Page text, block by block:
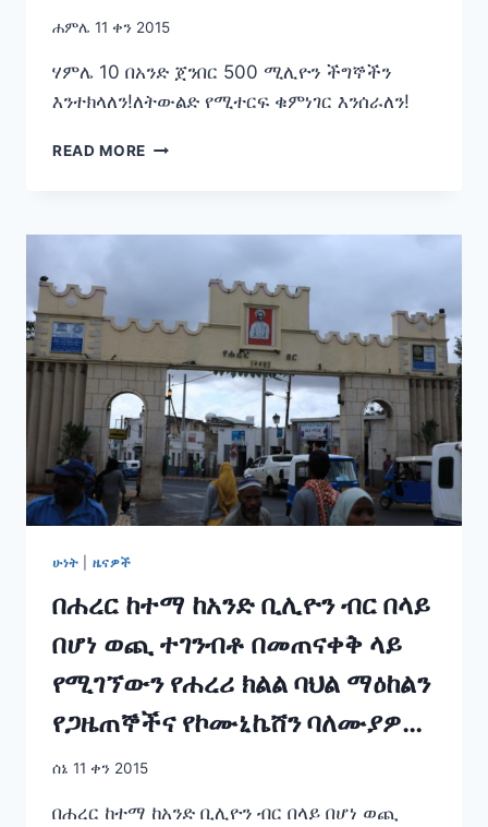
ሐምሌ 11 ቀን 2015
ሃምሌ 10 በአንድ ጀንበር 500 ሚሊዮን ችግኞችን
እንተክላለን!ለትውልድ የሚተርፍ ቁምነገር እንሰራለን!
READ MORE
ሁነት ዜናዎች
በሐረር ከተማ ከአንድ ቢሊዮን ብር በላይ
በሆነ ወጪ ተገንብቶ በመጠናቀቅ ላይ
የሚገኘውን የሐረሪ ክልል ባህል ማዕከልን
የጋዜጠኞችና የኮሙኒኬሸን ባለሙያዎች
ቡድን ዛሬ ጎብኝቷል፡፡
ሰኔ 11 ቀን 2015
በሐረር ከተማ ከአንድ ቢሊዮን ብር በላይ በሆነ ወጪ